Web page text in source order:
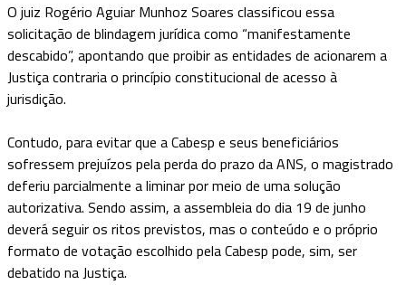
O juiz Rogério Aguiar Munhoz Soares classificou essa
solicitação de blindagem jurídica como “manifestamente
descabido”, apontando que proibir as entidades de acionarem a
Justiça contraria o princípio constitucional de acesso à
jurisdição.
Contudo, para evitar que a Cabesp e seus beneficiários
sofressem prejuízos pela perda do prazo da ANS, o magistrado
deferiu parcialmente a liminar por meio de uma solução
autorizativa. Sendo assim, a assembleia do dia 19 de junho
deverá seguir os ritos previstos, mas o conteúdo e o próprio
formato de votação escolhido pela Cabesp pode, sim, ser
debatido na Justiça.